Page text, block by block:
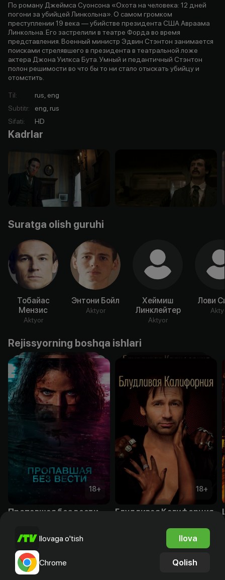
По роману Джеймса Суонсона «Охота на человека: 12 дней
погони за убийцей Линкольна». О самом громком
преступлении 19 века — убийстве президента США Авраама
Линкольна. Его застрелили в театре Форда во время
представления. Военный министр Эдвин Стэнтон занимается
поисками стрелявшего в президента в театральной ложе
актера Джона Уилкса Бута. Умный и педантичный Стэнтон
полон решимости во что бы то ни стало отыскать убийцу и
отомстить.
Til:
rus, eng
Subtitr:
eng, rus
Sifati: HD
Kadrlar
Suratga olish guruhi
Тобайас
Мензис
Aktyor
Энтони Бойл
Aktyor
Хеймиш
Линклейтер
Aktyor
Лови
Rejissyorning boshqa ishlari
18+
Пропавшая без вести
18+
Блудливая Калифорния
Ilovaga o'tish Ilova
Chrome Qolish